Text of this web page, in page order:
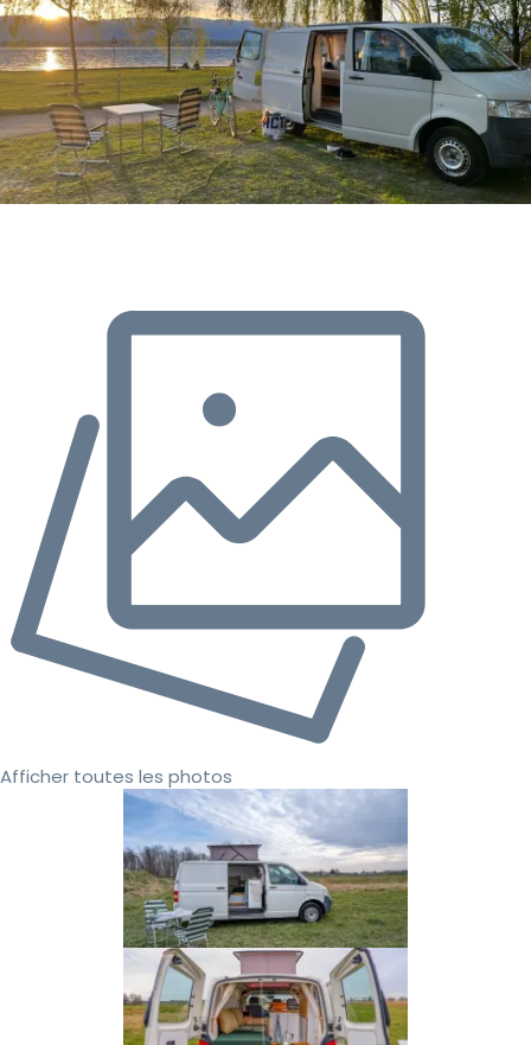
Afficher toutes les photos